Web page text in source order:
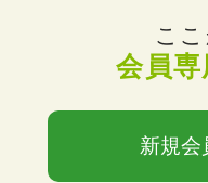
こ
会員
新規会